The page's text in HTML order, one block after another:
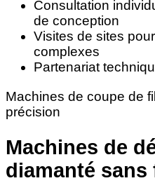
Consultation
de conception
Visites de sites
complexes
Partenariat
Machines de coupe de
précision
Machines de
diamanté sans